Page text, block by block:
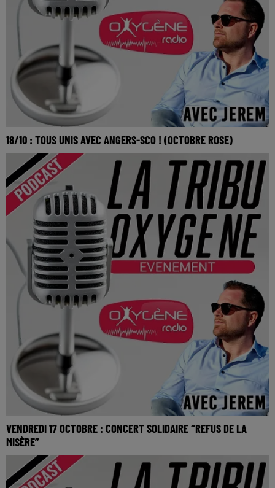
18/10 : TOUS UNIS AVEC ANGERS-SCO ! (OCTOBRE ROSE)
La Tribu Oxygène By Jerem
VENDREDI 17 OCTOBRE : CONCERT SOLIDAIRE “REFUS DE LA
MISÈRE”
La Tribu Oxygène By Jerem